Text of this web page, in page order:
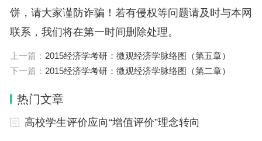
7.《白毛女》()
A. 根据民间故事加工、改变 B.阮章竞、丁毅执
笔 C.贺敬之、丁毅执笔 D.采用了民间小调哦地方戏
曲的曲调
8.以下概念中属于中国文化概念的是()
饼，请大家谨防诈骗！若有侵权等问题请及时与本网
联系，我们将在第一时间删除处理。
上一篇： 2015经济学考研：微观经济学脉络图（第五章）
下一篇： 2015经济学考研：微观经济学脉络图（第二章）
热门文章
高校学生评价应向“增值评价”理念转向